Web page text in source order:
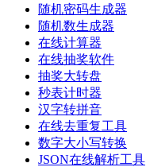
随机密码生成器
随机数生成器
在线计算器
在线抽奖软件
抽奖大转盘
秒表计时器
汉字转拼音
在线去重复工具
数字大小写转换
JSON在线解析工具